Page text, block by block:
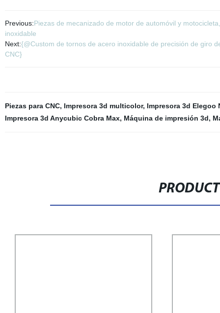
Previous:Piezas de mecanizado de motor de automóvil y
inoxidable
Next:{@Custom de tornos de acero inoxidable de precisión de giro
CNC}
Piezas para CNC, Impresora 3d multicolor, Impresora 3d Elegoo
Impresora 3d Anycubic Cobra Max, Máquina de impresión 3d,